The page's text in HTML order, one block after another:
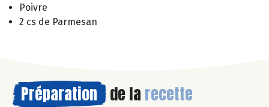
Poivre
2 cs de Parmesan
Préparation de la recette